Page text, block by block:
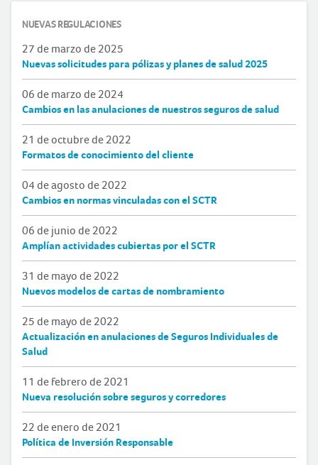
NUEVAS REGULACIONES
27 de marzo de 2025
Nuevas solicitudes para pólizas y planes de salud 2025
06 de marzo de 2024
Cambios en las anulaciones de nuestros seguros de salud
21 de octubre de 2022
Formatos de conocimiento del cliente
04 de agosto de 2022
Cambios en normas vinculadas con el SCTR
06 de junio de 2022
Amplían actividades cubiertas por el SCTR
31 de mayo de 2022
Nuevos modelos de cartas de nombramiento
25 de mayo de 2022
Actualización en anulaciones de Seguros Individuales de
Salud
11 de febrero de 2021
Nueva resolución sobre seguros y corredores
22 de enero de 2021
Política de Inversión Responsable